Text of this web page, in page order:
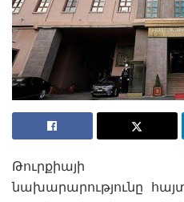
Թուրքիայի
նախարարությունը